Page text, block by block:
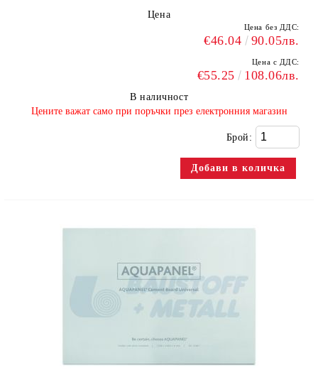
Цена
Цена без ДДС:
€46.04 90.05лв.
Цена с ДДС:
€55.25 108.06лв.
В наличност
​Цените важат само при поръчки през електронния магазин
Брой: